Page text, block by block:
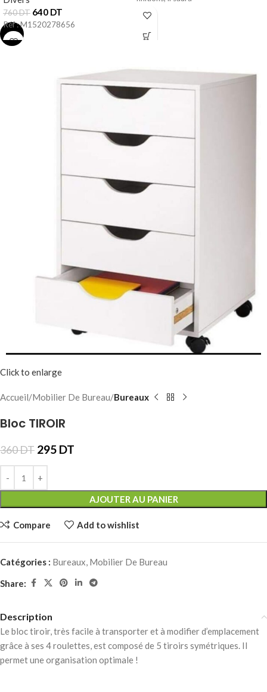
760DT 640 DT
Réf : M1520278656
-18%
Click to enlarge
Accueil Mobilier De Bureau Bureaux
Bloc TIROIR
360DT 295 DT
AJOUTER AU PANIER
Compare Add to wishlist
Catégories : Bureaux, Mobilier De Bureau
Share:
Description
Le bloc tiroir, très facile à transporter et à modifier d’emplacement
grâce à ses 4 roulettes, est composé de 5 tiroirs symétriques. Il
permet une organisation optimale !